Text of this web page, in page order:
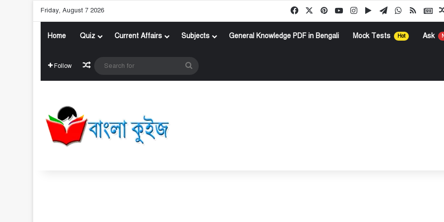
Friday, August 7 2026 FacebookPinterestYouTubeInstagramGoogle Play
TelegramWhatsApp
RSS
Home Quiz Current Affairs Subjects General Knowledge PDF in Bengali Mock Tests Hot Ask
Follow Random Article
for